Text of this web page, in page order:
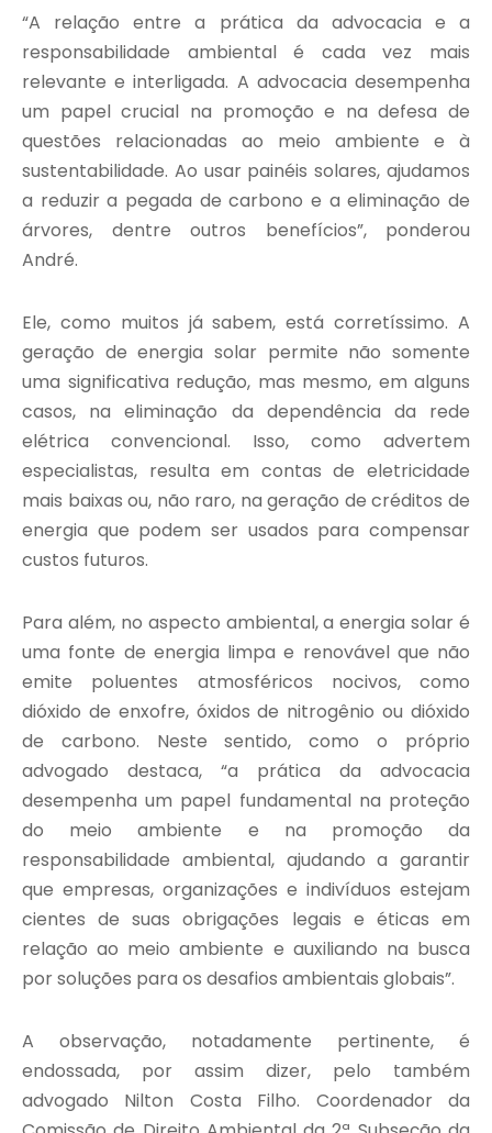
“A relação entre a prática da advocacia e a
responsabilidade ambiental é cada vez mais
relevante e interligada. A advocacia desempenha
um papel crucial na promoção e na defesa de
questões relacionadas ao meio ambiente e à
sustentabilidade. Ao usar painéis solares, ajudamos
a reduzir a pegada de carbono e a eliminação de
árvores, dentre outros benefícios”, ponderou
André.
Ele, como muitos já sabem, está corretíssimo. A
geração de energia solar permite não somente
uma significativa redução, mas mesmo, em alguns
casos, na eliminação da dependência da rede
elétrica convencional. Isso, como advertem
especialistas, resulta em contas de eletricidade
mais baixas ou, não raro, na geração de créditos de
energia que podem ser usados para compensar
custos futuros.
Para além, no aspecto ambiental, a energia solar é
uma fonte de energia limpa e renovável que não
emite poluentes atmosféricos nocivos, como
dióxido de enxofre, óxidos de nitrogênio ou dióxido
de carbono. Neste sentido, como o próprio
advogado destaca, “a prática da advocacia
desempenha um papel fundamental na proteção
do meio ambiente e na promoção da
responsabilidade ambiental, ajudando a garantir
que empresas, organizações e indivíduos estejam
cientes de suas obrigações legais e éticas em
relação ao meio ambiente e auxiliando na busca
por soluções para os desafios ambientais globais”.
A observação, notadamente pertinente, é
endossada, por assim dizer, pelo também
advogado Nilton Costa Filho. Coordenador da